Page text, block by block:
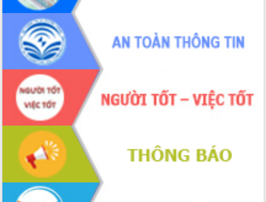
Gỡ khó, khởi công xây dựng, sửa chữa
toàn bộ nhà ở cho hộ dân đúng tiến độ
đề ra
UBND tỉnh Đắk Lắk tổng kết công tác
quốc phòng, quân sự địa phương năm
2025
Tập trung triển khai quyết liệt, đồng bộ
các giải pháp nhằm thực hiện hiệu quả
các nhiệm vụ đề ra năm 2025
Phát huy vai trò của người có uy tín
trong phòng chống tảo hôn và hôn
nhân cận huyết thống
Nông sản Tây Nguyên thu hút doanh
nghiệp nước ngoài
Đắk Lắk định vị thương hiệu du lịch
“Biển – Rừng – Cà phê” trong không